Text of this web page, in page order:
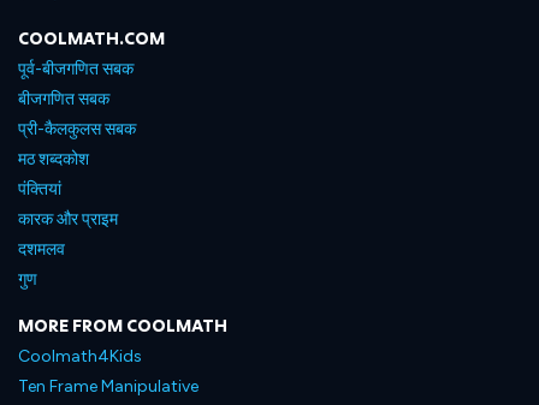
COOLMATH.COM
पूर्व-बीजगणित सबक
बीजगणित सबक
प्री-कैलकुलस सबक
मठ शब्दकोश
पंक्तियां
कारक और प्राइम
दशमलव
गुण
MORE FROM COOLMATH
Coolmath4Kids
Ten Frame Manipulative